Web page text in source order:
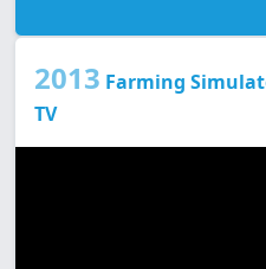
2013 Farming
TV